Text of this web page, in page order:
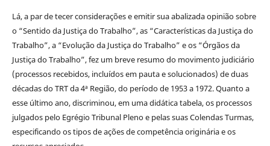
Lá, a par de tecer considerações e emitir sua abalizada opinião sobre
o “Sentido da Justiça do Trabalho”, as “Características da Justiça do
Trabalho”, a “Evolução da Justiça do Trabalho” e os “Órgãos da
Justiça do Trabalho”, fez um breve resumo do movimento judiciário
(processos recebidos, incluídos em pauta e solucionados) de duas
décadas do TRT da 4ª Região, do período de 1953 a 1972. Quanto a
esse último ano, discriminou, em uma didática tabela, os processos
julgados pelo Egrégio Tribunal Pleno e pelas suas Colendas Turmas,
especificando os tipos de ações de competência originária e os